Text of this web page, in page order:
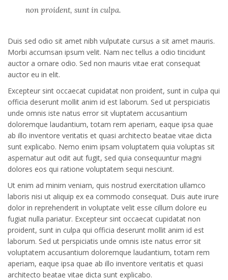
non proident, sunt in culpa.
Duis sed odio sit amet nibh vulputate cursus a sit amet mauris.
Morbi accumsan ipsum velit. Nam nec tellus a odio tincidunt
auctor a ornare odio. Sed non mauris vitae erat consequat
auctor eu in elit.
Excepteur sint occaecat cupidatat non proident, sunt in culpa qui
officia deserunt mollit anim id est laborum. Sed ut perspiciatis
unde omnis iste natus error sit vluptatem accusantium
doloremque laudantium, totam rem aperiam, eaque ipsa quae
ab illo inventore veritatis et quasi architecto beatae vitae dicta
sunt explicabo. Nemo enim ipsam voluptatem quia voluptas sit
aspernatur aut odit aut fugit, sed quia consequuntur magni
dolores eos qui ratione voluptatem sequi nesciunt.
Ut enim ad minim veniam, quis nostrud exercitation ullamco
laboris nisi ut aliquip ex ea commodo consequat. Duis aute irure
dolor in reprehenderit in voluptate velit esse cillum dolore eu
fugiat nulla pariatur. Excepteur sint occaecat cupidatat non
proident, sunt in culpa qui officia deserunt mollit anim id est
laborum. Sed ut perspiciatis unde omnis iste natus error sit
voluptatem accusantium doloremque laudantium, totam rem
aperiam, eaque ipsa quae ab illo inventore veritatis et quasi
architecto beatae vitae dicta sunt explicabo.